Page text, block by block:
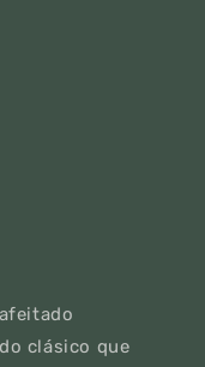
clásico que